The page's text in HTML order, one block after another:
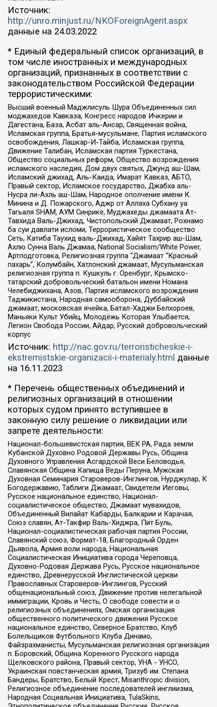
Источник:
http://unro.minjust.ru/NKOForeignAgent.aspx
данные на 24.03.2022
* Единый федеральный список организаций, в
том числе иностранных и международных
организаций, признанных в соответствии с
законодательством Российской Федерации
террористическими:
Высший военный Маджлисуль Шура Объединенных сил
моджахедов Кавказа, Конгресс народов Ичкерии и
Дагестана, База, Асбат аль-Ансар, Священная война,
Исламская группа, Братья-мусульмане, Партия исламского
освобождения, Лашкар-И-Тайба, Исламская группа,
Движение Талибан, Исламская партия Туркестана,
Общество социальных реформ, Общество возрождения
исламского наследия, Дом двух святых, Джунд аш-Шам,
Исламский джихад, Аль-Каида, Имарат Кавказ, АБТО,
Правый сектор, Исламское государство, Джабха аль-
Нусра ли-Ахль аш-Шам, Народное ополчение имени К.
Минина и Д. Пожарского, Аджр от Аллаха Субхану уа
Тагьаля SHAM, АУМ Синрике, Муджахеды джамаата Ат-
Тавхида Валь-Джихад, Чистопольский Джамаат, Рохнамо
ба суи давлати исломи, Террористическое сообщество
Сеть, Катиба Таухид валь-Джихад, Хайят Тахрир аш-Шам,
Ахлю Сунна Валь Джамаа, National Socialism/White Power,
Артподготовка, Религиозная группа “Джамаат “Красный
пахарь”, Колумбайн, Хатлонский джамаат, Мусульманская
религиозная группа п. Кушкуль г. Оренбург, Крымско-
татарский добровольческий батальон имени Номана
Челебиджихана, Азов, Партия исламского возрождения
Таджикистана, Народная самооборона, Дуббайский
джамаат, московская ячейка, Батал-Хаджи Белхороев,
Маньяки Культ Убийц, Молодёжь Которая Улыбается,
Легион Свобода России, Айдар, Русский добровольческий
корпус
Источник: http://nac.gov.ru/terroristicheskie-i-
ekstremistskie-organizacii-i-materialy.html данные
на 16.11.2023
* Перечень общественных объединений и
религиозных организаций в отношении
которых судом принято вступившее в
законную силу решение о ликвидации или
запрете деятельности:
Национал-большевистская партия, ВЕК РА, Рада земли
Кубанской Духовно Родовой Державы Русь, Община
Духовного Управления Асгардской Веси Беловодья,
Славянская Община Капища Веды Перуна, Мужская
Духовная Семинария Староверов-Инглингов, Нурджулар, К
Богодержавию, Таблиги Джамаат, Свидетели Иеговы,
Русское национальное единство, Национал-
социалистическое общество, Джамаат мувахидов,
Объединенный Вилайат Кабарды, Балкарии и Карачая,
Союз славян, Ат-Такфир Валь-Хиджра, Пит Буль,
Национал-социалистическая рабочая партия России,
Славянский союз, Формат-18, Благородный Орден
Дьявола, Армия воли народа, Национальная
Социалистическая Инициатива города Череповца,
Духовно-Родовая Держава Русь, Русское национальное
единство, Древнерусской Инглистической церкви
Православных Староверов-Инглингов, Русский
общенациональный союз, Движение против нелегальной
иммиграции, Кровь и Честь, О свободе совести и о
религиозных объединениях, Омская организация
общественного политического движения Русское
национальное единство, Северное Братство, Клуб
Болельщиков Футбольного Клуба Динамо,
Файзрахманисты, Мусульманская религиозная организация
п. Боровский, Община Коренного Русского народа
Щелковского района, Правый сектор, УНА - УНСО,
Украинская повстанческая армия, Тризуб им. Степана
Бандеры, Братство, Белый Крест, Misanthropic division,
Религиозное объединение последователей инглиизма,
Народная Социальная Инициатива, TulaSkins,